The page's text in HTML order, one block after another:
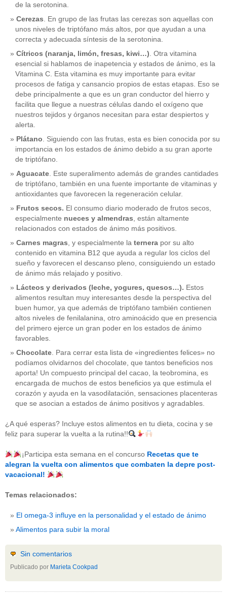
CATEGORÍAS
acido-folico (4)
alergias(3)
alimentos(22)
alimentos-perjudiaciales (17)
antioxidantes (6)
beneficios-salud(53)
calcio
corazon(1)
dietas(10)
embarazo
nutricion(3)
obesidad(12)
Sin categoría(438)
vitaminas(10)
de la serotonina.
Cerezas. En grupo de las frutas las cerezas son aquellas con
unos niveles de triptófano más altos, por que ayudan a una
correcta y adecuada síntesis de la serotonina.
Cítricos (naranja, limón, fresas, kiwi…). Otra vitamina
esencial si hablamos de inapetencia y estados de ánimo, es la
Vitamina C. Esta vitamina es muy importante para evitar
procesos de fatiga y cansancio propios de estas etapas. Eso se
debe principalmente a que es un gran conductor del hierro y
facilita que llegue a nuestras células dando el oxígeno que
nuestros tejidos y órganos necesitan para estar despiertos y
alerta.
Plátano. Siguiendo con las frutas, esta es bien conocida por su
importancia en los estados de ánimo debido a su gran aporte
de triptófano.
Aguacate. Este superalimento además de grandes cantidades
de triptófano, también en una fuente importante de vitaminas y
antioxidantes que favorecen la regeneración celular.
Frutos secos. El consumo diario moderado de frutos secos,
especialmente nueces y almendras, están altamente
relacionados con estados de ánimo más positivos.
Carnes magras, y especialmente la ternera por su alto
contenido en vitamina B12 que ayuda a regular los ciclos del
sueño y favorecen el descanso pleno, consiguiendo un estado
de ánimo más relajado y positivo.
Lácteos y derivados (leche, yogures, quesos…). Estos
alimentos resultan muy interesantes desde la perspectiva del
buen humor, ya que además de triptófano también contienen
altos niveles de fenilalanina, otro aminoácido que en presencia
del primero ejerce un gran poder en los estados de ánimo
favorables.
Chocolate. Para cerrar esta lista de «ingredientes felices» no
podíamos olvidarnos del chocolate, que tantos beneficios nos
aporta! Un compuesto principal del cacao, la teobromina, es
encargada de muchos de estos beneficios ya que estimula el
corazón y ayuda en la vasodilatación, sensaciones placenteras
que se asocian a estados de ánimo positivos y agradables.
¿A qué esperas? Incluye estos alimentos en tu dieta, cocina y se
feliz para superar la vuelta a la rutina!!
¡Participa esta semana en el concurso Recetas que te
alegran la vuelta con alimentos que combaten la depre post-
vacacional!
Temas relacionados:
El omega-3 influye en la personalidad y el estado de ánimo
Alimentos para subir la moral
Sin comentarios
Publicado por Marieta Cookpad